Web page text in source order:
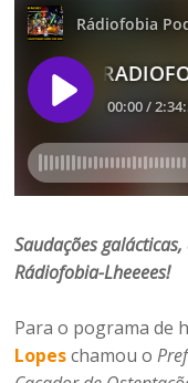
Saudações
Rádiofobia-Lheeees!
Para o pograma de
Lopeschamou o